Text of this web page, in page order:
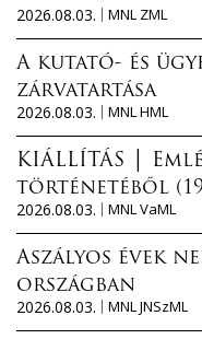
2026.08.03.
MNL ZML
A kutató- és
zárvatartása
2026.08.03.
MNL HML
KIÁLLÍTÁS │
történetéből
2026.08.03.
MNL VaML
Aszályos évek
országban
2026.08.03.
MNL JNSzML